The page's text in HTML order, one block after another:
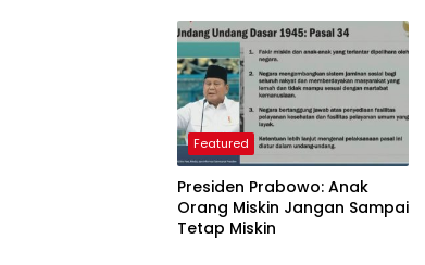
Featured
Presiden Prabowo: Anak
Orang Miskin Jangan Sampai
Tetap Miskin